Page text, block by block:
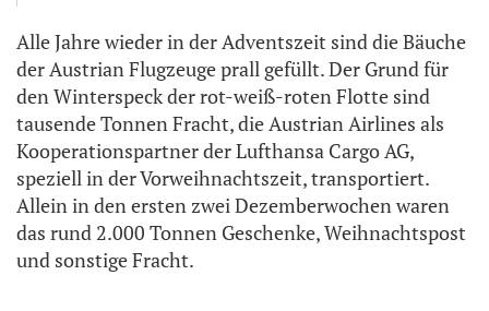
Alle Jahre wieder in der Adventszeit sind die Bäuche
der Austrian Flugzeuge prall gefüllt. Der Grund für
den Winterspeck der rot-weiß-roten Flotte sind
tausende Tonnen Fracht, die Austrian Airlines als
Kooperationspartner der Lufthansa Cargo AG,
speziell in der Vorweihnachtszeit, transportiert.
Allein in den ersten zwei Dezemberwochen waren
das rund 2.000 Tonnen Geschenke, Weihnachtspost
und sonstige Fracht.